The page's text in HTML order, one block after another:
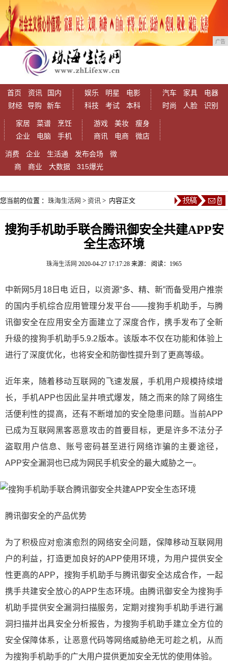
广告
首页 资讯
国内
财经
导购 新车
娱乐 明星
电影
科技
考试 本科
汽车 家具
电器
时尚
人脸 识别
家居 菜谱
烹饪
企业
电脑 手机
游戏 美妆
瘦身
商讯
电商 微店
消费 企业 生活通 发布会场
微
商
商业 大数据 315爆光
您当前的位置 ： 珠海生活网 > 资讯 > 内容正文
搜狗手机助手联合腾讯御安全共建APP安
全生态环境
珠海生活网 2020-04-27 17:17:28 来源： 阅读：1965
中新网5月18日电 近日，以资源“多、精、新”而备受用户推崇
的国内手机综合应用管理分发平台——搜狗手机助手，与腾
讯御安全在应用安全方面建立了深度合作，携手发布了全新
升级的搜狗手机助手5.9.2版本。该版本不仅在功能和体验上
进行了深度优化，也将安全和防御性提升到了更高等级。
近年来，随着移动互联网的飞速发展，手机用户规模持续增
长，手机APP也因此呈井喷式爆发，随之而来的除了网络生
活便利性的提高，还有不断增加的安全隐患问题。当前APP
已成为互联网黑客恶意攻击的首要目标，更是许多不法分子
盗取用户信息、账号密码甚至进行网络诈骗的主要途径，
APP安全漏洞也已成为网民手机安全的最大威胁之一。
腾讯御安全的产品优势
为了积极应对愈演愈烈的网络安全问题，保障移动互联网用
户的利益，打造更加良好的APP使用环境，为用户提供安全
性更高的APP，搜狗手机助手与腾讯御安全达成合作，一起
携手共建安全放心的APP生态环境。由腾讯御安全为搜狗手
机助手提供安全漏洞扫描服务，定期对搜狗手机助手进行漏
洞扫描并出具安全分析报告，为搜狗手机助手建立全方位的
安全保障体系，让恶意代码等网络威胁绝无可趁之机，从而
为搜狗手机助手的广大用户提供更加安全无忧的使用体验。